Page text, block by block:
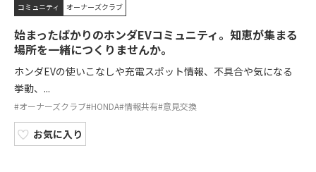
コミュニティ オーナーズクラブ
始まったばかりのホンダEVコミュニティ。知恵が集まる
場所を一緒につくりませんか。
ホンダEVの使いこなしや充電スポット情報、不具合や気になる
挙動、...
#オーナーズクラブ#HONDA#情報共有#意見交換
お気に入り